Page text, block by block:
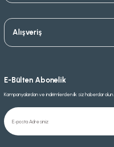
Alışveriş
E-Bülten Abonelik
Kampanyalardan ve indirimlerden ilk siz haberdar olun.